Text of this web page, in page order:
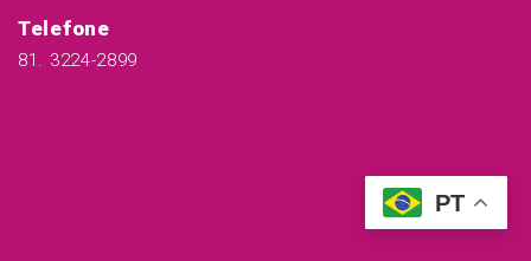
Telefone
81. 3224-2899
PT